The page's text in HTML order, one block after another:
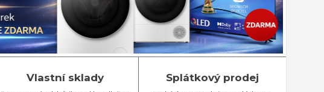
Vlastní sklady Splátkový prodej